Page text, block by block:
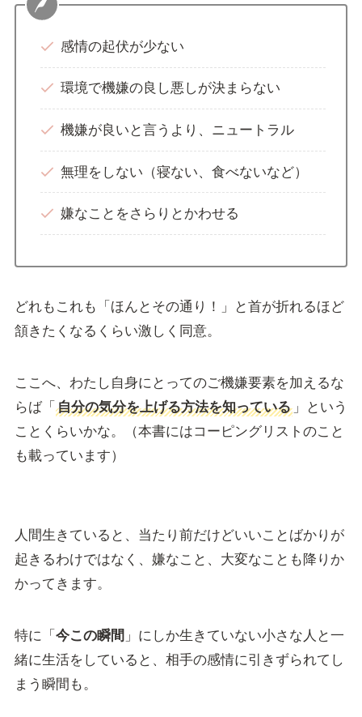
感情の起伏が少ない
環境で機嫌の良し悪しが決まらない
機嫌が良いと言うより、ニュートラル
無理をしない（寝ない、食べないなど）
嫌なことをさらりとかわせる
どれもこれも「ほんとその通り！」と首が折れるほど
頷きたくなるくらい激しく同意。
ここへ、わたし自身にとってのご機嫌要素を加えるな
らば「 自分の気分を上げる方法を知っている」という
ことくらいかな。（本書にはコーピングリストのこと
も載っています）
人間生きていると、当たり前だけどいいことばかりが
起きるわけではなく、嫌なこと、大変なことも降りか
かってきます。
特に「 今この瞬間 」にしか生きていない小さな人と一
緒に生活をしていると、相手の感情に引きずられてし
まう瞬間も。